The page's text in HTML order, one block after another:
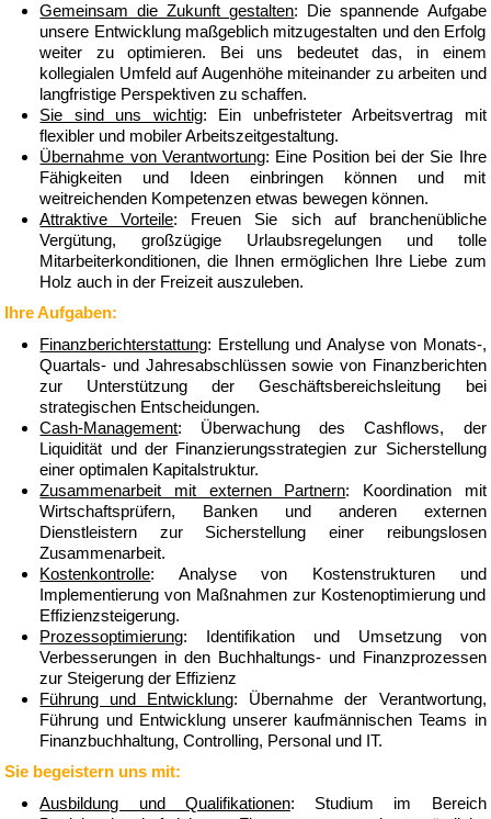
Gemeinsam die Zukunft gestalten: Die spannende Aufgabe
unsere Entwicklung maßgeblich mitzugestalten und den Erfolg
weiter zu optimieren. Bei uns bedeutet das, in einem
kollegialen Umfeld auf Augenhöhe miteinander zu arbeiten und
langfristige Perspektiven zu schaffen.
Sie sind uns wichtig: Ein unbefristeter Arbeitsvertrag mit
flexibler und mobiler Arbeitszeitgestaltung.
Übernahme von Verantwortung: Eine Position bei der Sie Ihre
Fähigkeiten und Ideen einbringen können und mit
weitreichenden Kompetenzen etwas bewegen können.
Attraktive Vorteile: Freuen Sie sich auf branchenübliche
Vergütung, großzügige Urlaubsregelungen und tolle
Mitarbeiterkonditionen, die Ihnen ermöglichen Ihre Liebe zum
Holz auch in der Freizeit auszuleben.
Ihre Aufgaben:
Finanzberichterstattung: Erstellung und Analyse von Monats-,
Quartals- und Jahresabschlüssen sowie von Finanzberichten
zur Unterstützung der Geschäftsbereichsleitung bei
strategischen Entscheidungen.
Cash-Management: Überwachung des Cashflows, der
Liquidität und der Finanzierungsstrategien zur Sicherstellung
einer optimalen Kapitalstruktur.
Zusammenarbeit mit externen Partnern: Koordination mit
Wirtschaftsprüfern, Banken und anderen externen
Dienstleistern zur Sicherstellung einer reibungslosen
Zusammenarbeit.
Kostenkontrolle: Analyse von Kostenstrukturen und
Implementierung von Maßnahmen zur Kostenoptimierung und
Effizienzsteigerung.
Prozessoptimierung: Identifikation und Umsetzung von
Verbesserungen in den Buchhaltungs- und Finanzprozessen
zur Steigerung der Effizienz
Führung und Entwicklung: Übernahme der Verantwortung,
Führung und Entwicklung unserer kaufmännischen Teams in
Finanzbuchhaltung, Controlling, Personal und IT.
Sie begeistern uns mit:
Ausbildung und Qualifikationen: Studium im Bereich